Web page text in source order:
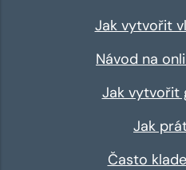
Jak vytvořit
Návod na
Jak vytvořit
Jak
Často